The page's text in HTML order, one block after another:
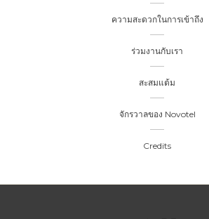
ความสะดวกในการเข้าถึง
ร่วมงานกับเรา
สะสมแต้ม
จักรวาลของ Novotel
Credits